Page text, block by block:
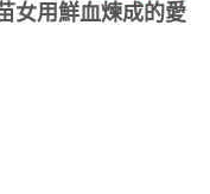
女用鮮血煉成的愛